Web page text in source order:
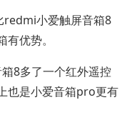
redmi小爱触屏音箱8
优势。
8多了一个红外遥控
也是小爱音箱pro更有